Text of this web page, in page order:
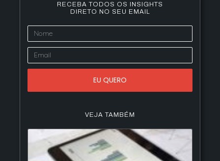
RECEBA TODOS OS INSIGHTS
DIRETO NO SEU EMAIL
EU QUERO
VEJA TAMBÉM